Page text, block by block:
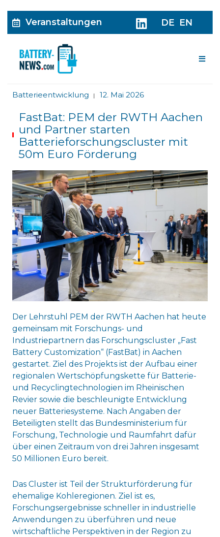
Veranstaltungen DE EN
Batterieentwicklung | 12. Mai 2026
FastBat: PEM der RWTH Aachen
und Partner starten
Batterieforschungscluster mit
50m Euro Förderung
Der Lehrstuhl PEM der RWTH Aachen hat heute
gemeinsam mit Forschungs- und
Industriepartnern das Forschungscluster „Fast
Battery Customization“ (FastBat) in Aachen
gestartet. Ziel des Projekts ist der Aufbau einer
regionalen Wertschöpfungskette für Batterie-
und Recyclingtechnologien im Rheinischen
Revier sowie die beschleunigte Entwicklung
neuer Batteriesysteme. Nach Angaben der
Beteiligten stellt das Bundesministerium für
Forschung, Technologie und Raumfahrt dafür
über einen Zeitraum von drei Jahren insgesamt
50 Millionen Euro bereit.
Das Cluster ist Teil der Strukturförderung für
ehemalige Kohleregionen. Ziel ist es,
Forschungsergebnisse schneller in industrielle
Anwendungen zu überführen und neue
wirtschaftliche Perspektiven in der Region zu